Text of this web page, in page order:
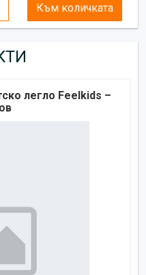
Към количката
легло Feelkids –